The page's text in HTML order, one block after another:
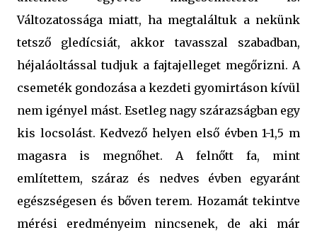
Változatossága miatt, ha megtaláltuk a nekünk
tetsző gledícsiát, akkor tavasszal szabadban,
héjaláoltással tudjuk a fajtajelleget megőrizni. A
csemeték gondozása a kezdeti gyomirtáson kívül
nem igényel mást. Esetleg nagy szárazságban egy
kis locsolást. Kedvező helyen első évben 1-1,5 m
magasra is megnőhet. A felnőtt fa, mint
említettem, száraz és nedves évben egyaránt
egészségesen és bőven terem. Hozamát tekintve
mérési eredményeim nincsenek, de aki már